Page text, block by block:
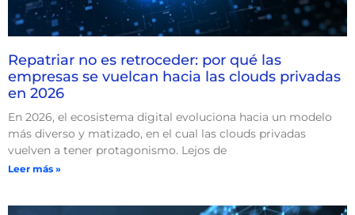
Repatriar no es retroceder: por qué las
empresas se vuelcan hacia las clouds privadas
en 2026
En 2026, el ecosistema digital evoluciona hacia un modelo
más diverso y matizado, en el cual las clouds privadas
vuelven a tener protagonismo. Lejos de
Leer más »